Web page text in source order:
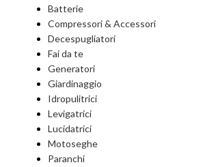
Batterie
Compressori & Accessori
Decespugliatori
Fai da te
Generatori
Giardinaggio
Idropulitrici
Levigatrici
Lucidatrici
Motoseghe
Paranchi